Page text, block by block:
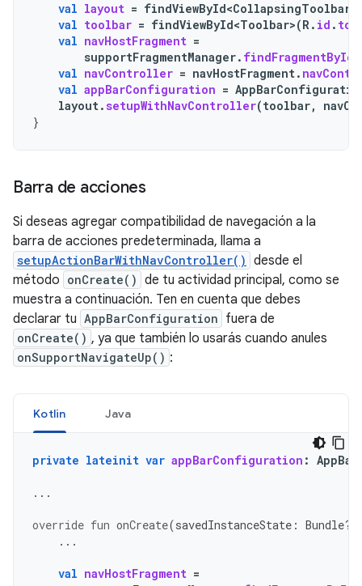
val layout =
val toolbar = findViewById<Toolbar>(R. id .
val navHostFragment =
supportFragmentManager. findFragmentById
val navController = navHostFragment.
val appBarConfiguration =
layout.setupWithNavController(toolbar,
}
Barra de acciones
Si deseas agregar compatibilidad de navegación a la
barra de acciones predeterminada, llama a
setupActionBarWithNavController() desde el
método onCreate() de tu actividad principal, como se
muestra a continuación. Ten en cuenta que debes
declarar tu AppBarConfiguration fuera de
onCreate() , ya que también lo usarás cuando anules
onSupportNavigateUp() :
Kotlin Java
private lateinit var appBarConfiguration :
...
override fun onCreate(savedInstanceState : Bundle?)
...
val navHostFragment =